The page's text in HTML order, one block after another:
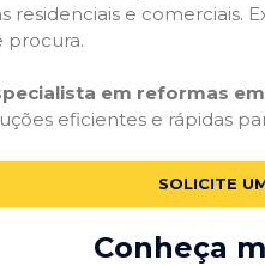
residenciais e comerciais.
procura.
em reformas
eficientes e rápidas
SOLICITE
Conheça